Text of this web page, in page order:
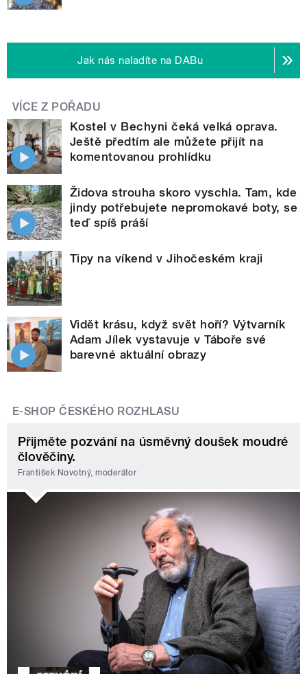
Jak nás naladíte na DABu
VÍCE Z POŘADU
Kostel v Bechyni čeká velká oprava.
Ještě předtím ale můžete přijít na
komentovanou prohlídku
Židova strouha skoro vyschla. Tam, kde
jindy potřebujete nepromokavé boty, se
teď spíš práší
Tipy na víkend v Jihočeském kraji
Vidět krásu, když svět hoří? Výtvarník
Adam Jílek vystavuje v Táboře své
barevné aktuální obrazy
E-SHOP ČESKÉHO ROZHLASU
Přijměte pozvání na úsměvný doušek moudré
člověčiny.
František Novotný, moderátor